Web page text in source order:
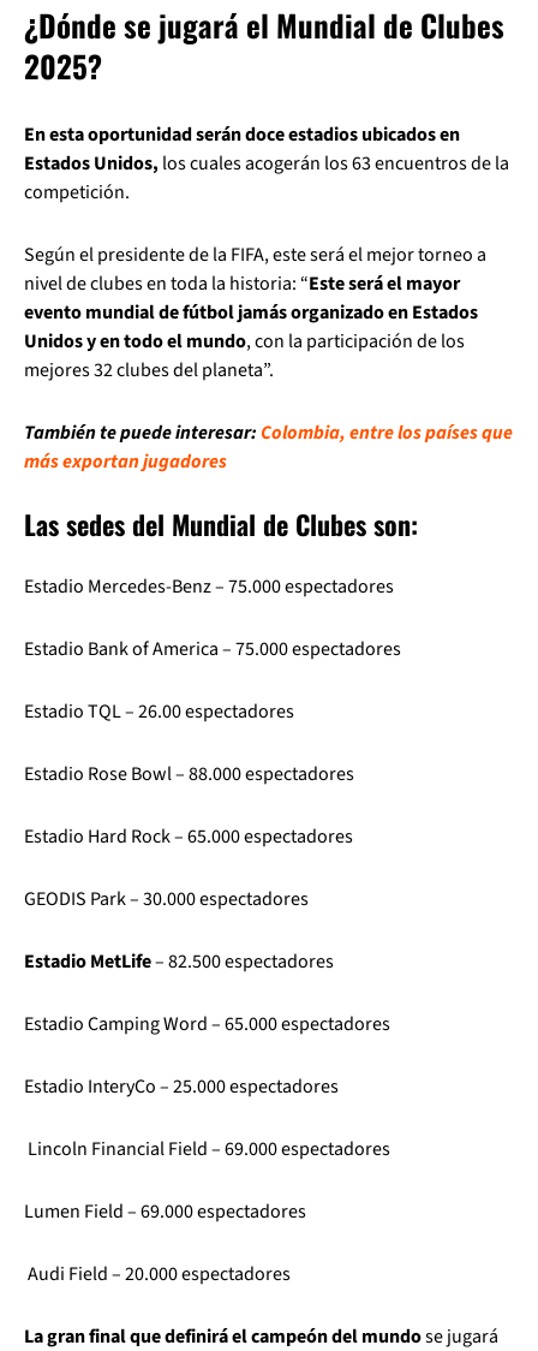
¿Dónde se jugará el Mundial de Clubes
2025?
En esta oportunidad serán doce estadios ubicados en
Estados Unidos, los cuales acogerán los 63 encuentros de la
competición.
Según el presidente de la FIFA, este será el mejor torneo a
nivel de clubes en toda la historia: “Este será el mayor
evento mundial de fútbol jamás organizado en Estados
Unidos y en todo el mundo, con la participación de los
mejores 32 clubes del planeta”.
También te puede interesar: Colombia, entre los países que
más exportan jugadores
Las sedes del Mundial de Clubes son:
Estadio Mercedes-Benz – 75.000 espectadores
Estadio Bank of America – 75.000 espectadores
Estadio TQL – 26.00 espectadores
Estadio Rose Bowl – 88.000 espectadores
Estadio Hard Rock – 65.000 espectadores
GEODIS Park – 30.000 espectadores
Estadio MetLife– 82.500 espectadores
Estadio Camping Word – 65.000 espectadores
Estadio InteryCo – 25.000 espectadores
Lincoln Financial Field – 69.000 espectadores
Lumen Field – 69.000 espectadores
Audi Field – 20.000 espectadores
La gran final que definirá el campeón del mundose jugará